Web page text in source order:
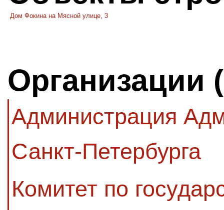
Дом Фокина на Мясной улице, 3
Организации
Администрация
Санкт-Петербурга
Комитет по